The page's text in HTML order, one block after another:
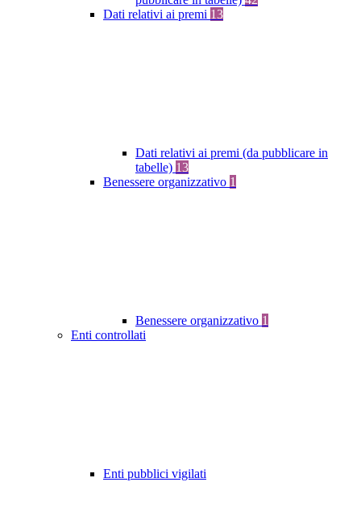
Dati relativi ai premi 13
Dati relativi ai premi (da pubblicare in
tabelle) 13
Benessere organizzativo 1
Benessere organizzativo 1
Enti controllati
Enti pubblici vigilati